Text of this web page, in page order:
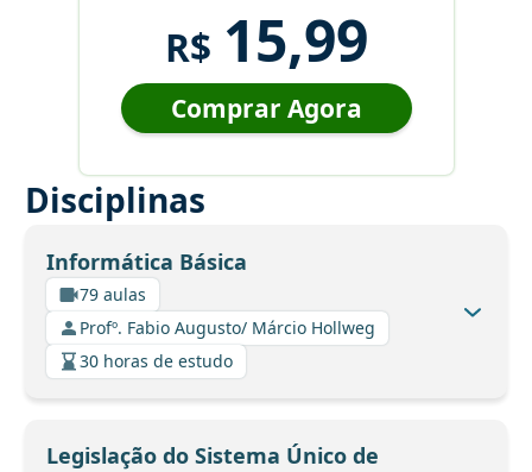
R$ 15,99
Comprar Agora
Disciplinas
Informática Básica
79 aulas
Profº. Fabio Augusto/ Márcio Hollweg
30 horas de estudo
Legislação do Sistema Único de